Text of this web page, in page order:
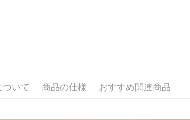
いて 商品の仕様 おすすめ関連商品